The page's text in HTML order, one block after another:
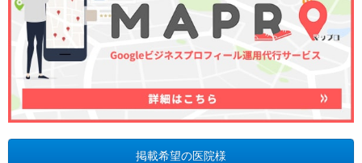
掲載希望の医院様